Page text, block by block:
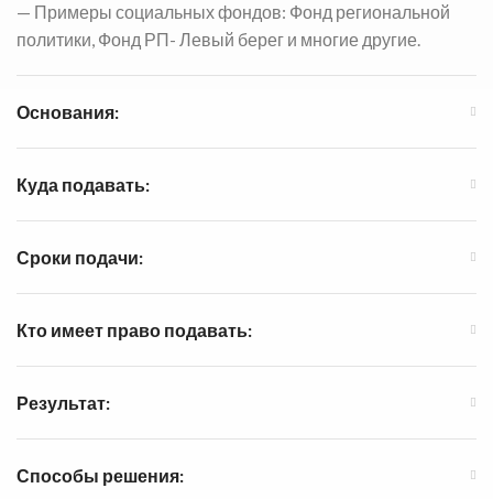
— Примеры социальных фондов: Фонд региональной
политики, Фонд РП- Левый берег и многие другие.
Основания:
Куда подавать:
Сроки подачи:
Кто имеет право подавать:
Результат:
Способы решения: